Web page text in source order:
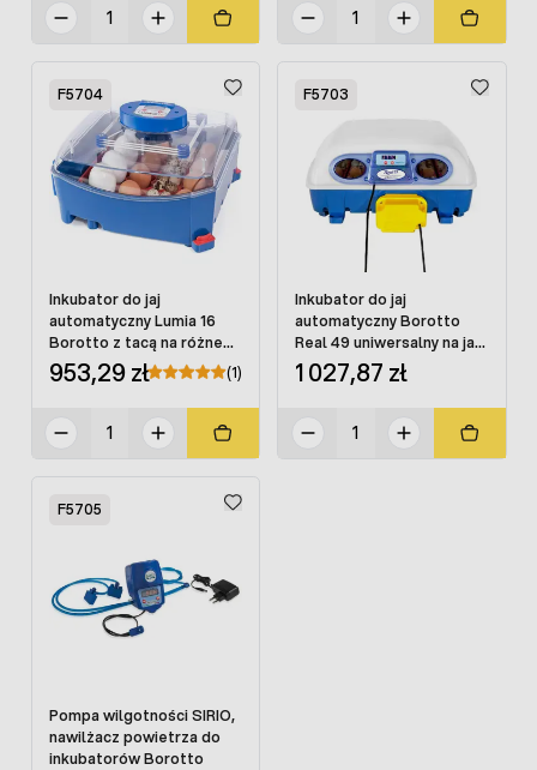
F5704
Inkubator do jaj
automatyczny Lumia 16
Borotto z tacą na różne
jaja
953,29 zł (1)
F5703
Inkubator do jaj
automatyczny Borotto
Real 49 uniwersalny na jaja
drobiu
1 027,87 zł
F5705
Pompa wilgotności SIRIO,
nawilżacz powietrza do
inkubatorów Borotto